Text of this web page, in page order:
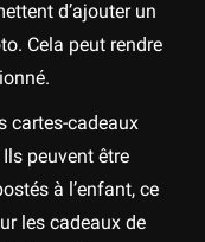
d’ajouter un
Cela peut rendre
cartes-cadeaux
peuvent être
à l’enfant, ce
les cadeaux de